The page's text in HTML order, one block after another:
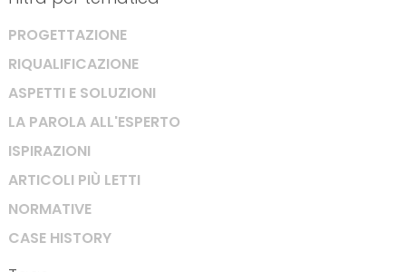
PROGETTAZIONE
RIQUALIFICAZIONE
ASPETTI E SOLUZIONI
LA PAROLA ALL'ESPERTO
ISPIRAZIONI
ARTICOLI PIÙ LETTI
NORMATIVE
CASE HISTORY